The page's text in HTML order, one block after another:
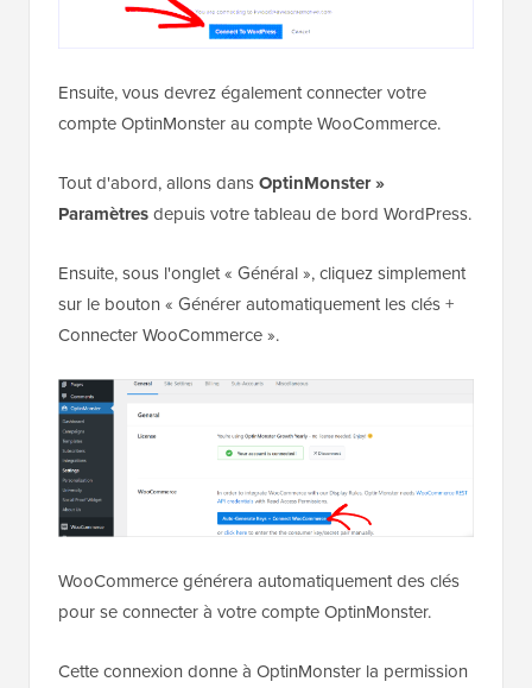
Ensuite, vous devrez également connecter votre
compte OptinMonster au compte WooCommerce.
Tout d'abord, allons dansOptinMonster »
Paramètresdepuis votre tableau de bord WordPress.
Ensuite, sous l'onglet « Général », cliquez simplement
sur le bouton « Générer automatiquement les clés +
Connecter WooCommerce ».
WooCommerce générera automatiquement des clés
pour se connecter à votre compte OptinMonster.
Cette connexion donne à OptinMonster la permission